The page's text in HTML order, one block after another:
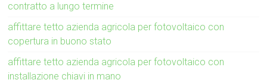
contratto a lungo termine
affittare tetto azienda agricola per fotovoltaico con
copertura in buono stato
affittare tetto azienda agricola per fotovoltaico con
installazione chiavi in mano